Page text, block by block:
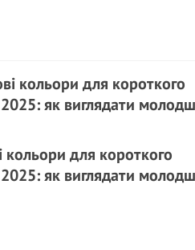
кольори для короткого
як виглядати